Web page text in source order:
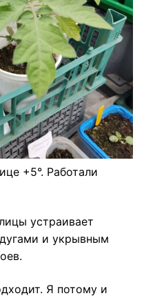
+5°. Работали
устраивает
и укрывным
Я потому и